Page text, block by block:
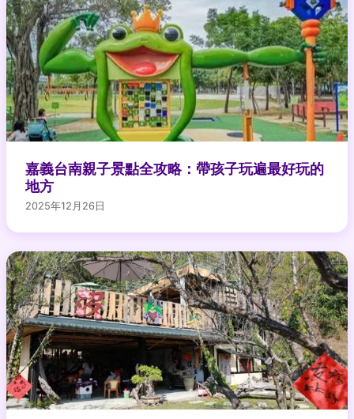
嘉義台南親子景點全攻略：帶孩子玩遍最好玩的
地方
2025年12月26日